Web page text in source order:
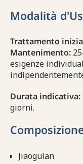
Modalità
Trattamento
Mantenimento:
esigenze
Durata indicativa:
giorni.
Jiaogulan